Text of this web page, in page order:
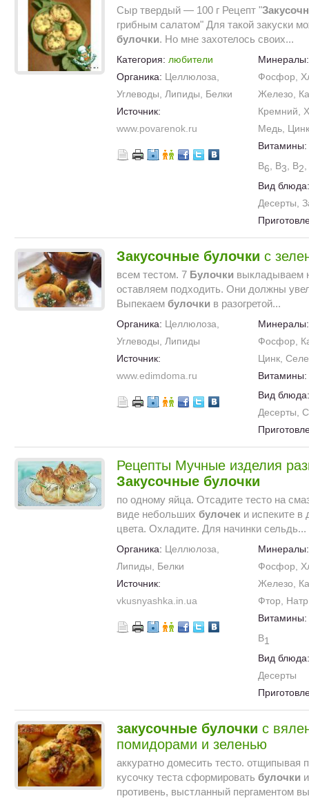
Сыр твердый — 100 г Рецепт "
грибным салатом" Для такой закуски
булочки. Но мне захотелось своих...
Категория: любители
Органика: Целлюлоза,
Углеводы, Липиды, Белки
Источник:
www.povarenok.ru
Фосфор,
Железо,
Кремний,
Медь,
Витамины:
B6 , B3 , B2
Вид
Десерты,
Закусочные булочки с
всем тестом. 7 Булочки выкладываем
оставляем подходить. Они должны
Выпекаем булочки в разогретой...
Органика: Целлюлоза,
Углеводы, Липиды
Источник:
www.edimdoma.ru
Фосфор,
Цинк,
Витамины:
Вид
Десерты,
Рецепты Мучные изделия
Закусочные булочки
по одному яйца. Отсадите тесто на
виде небольших булочек и испеките в
цвета. Охладите. Для начинки сельдь...
Органика: Целлюлоза,
Липиды, Белки
Источник:
vkusnyashka.in.ua
Фосфор,
Железо,
Фтор,
Витамины:
B1
Вид
Десерты
закусочные булочки с
помидорами и зеленью
аккуратно домесить тесто. отщипывая
кусочку теста сформировать булочки
противень, выстланный пергаментом